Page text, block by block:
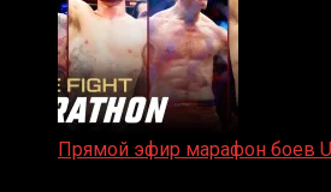
Прямой эфир марафон боев